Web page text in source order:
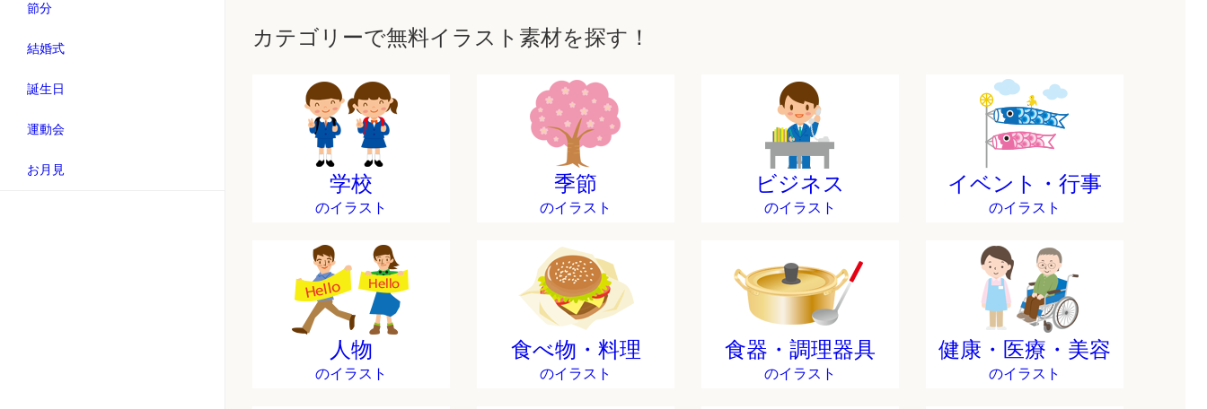
節分
結婚式
誕生日
運動会
お月見
カテゴリーで無料イラスト素材を探す！
学校
のイラスト
季節
のイラスト
ビジネス
のイラスト
イベント・行事
のイラスト
人物
のイラスト
食べ物・料理
のイラスト
食器・調理器具
のイラスト
健康・医療・美容
のイラスト